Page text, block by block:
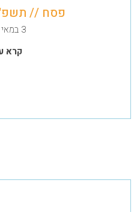
פסח //
3 במאי 2022
קרא